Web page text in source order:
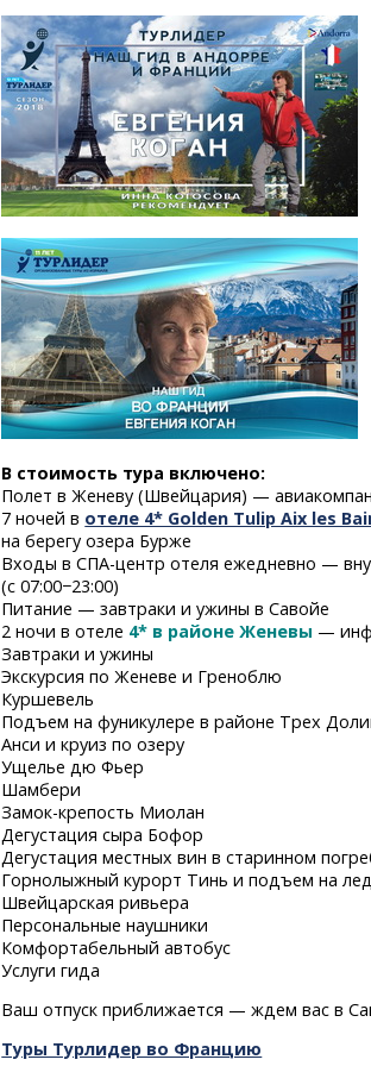
В стоимость тура включено:
Полет в Женеву (Швейцария) —
7 ночей в отеле 4* Golden Tulip Aix les
на берегу озера Бурже
Входыв СПА-центр отеля ежедневно —
(с 07:00−23:00)
Питание — завтраки и ужины в Савойе
2 ночи в отеле 4* в районе Женевы —
Завтраки и ужины
Экскурсия по Женеве и Греноблю
Куршевель
Подъем на фуникулере в районе Трех
Анси и круиз по озеру
Ущелье дю Фьер
Шамбери
Замок-крепость Миолан
Дегустация сыра Бофор
Дегустация местных вин в старинном
Горнолыжный курорт Тинь и подъем на
Швейцарская ривьера
Персональные наушники
Комфортабельный автобус
Услуги гида
Ваш отпуск приближается — ждем вас в
Туры Турлидер во Францию